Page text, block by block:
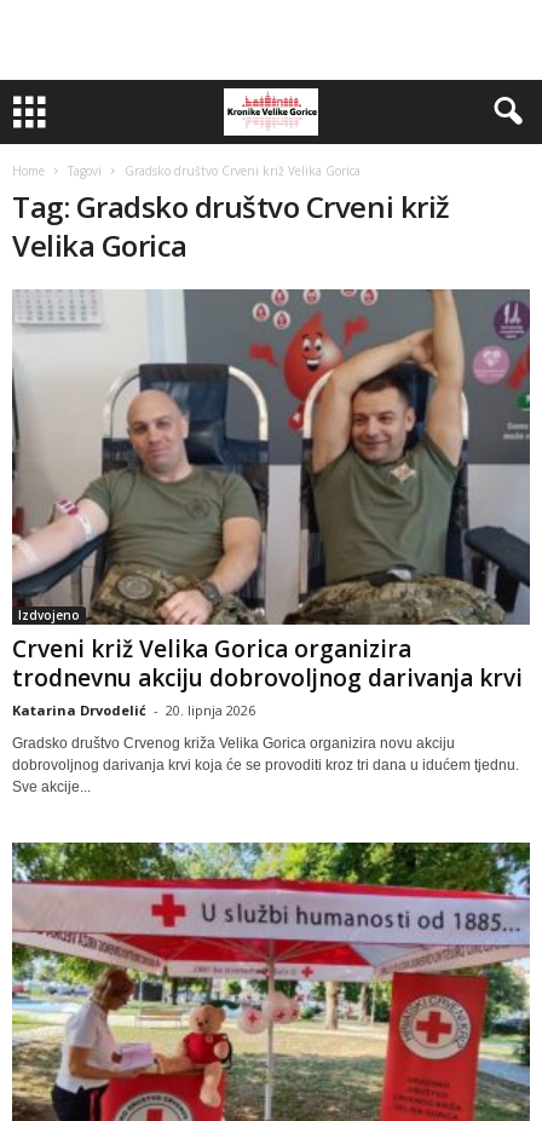
Home Tagovi Gradsko društvo Crveni križ Velika Gorica
Tag: Gradsko društvo Crveni križ
Velika Gorica
Izdvojeno
Crveni križ Velika Gorica organizira
trodnevnu akciju dobrovoljnog darivanja krvi
Katarina Drvodelić - 20. lipnja 2026
Gradsko društvo Crvenog križa Velika Gorica organizira novu akciju
dobrovoljnog darivanja krvi koja će se provoditi kroz tri dana u idućem tjednu.
Sve akcije...